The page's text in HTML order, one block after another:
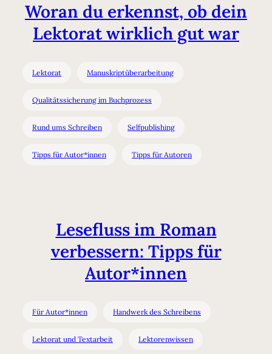
Woran du erkennst, ob dein
Lektorat wirklich gut war
Lektorat Manuskriptüberarbeitung
Qualitätssicherung im Buchprozess
Rund ums Schreiben Selfpublishing
Tipps für Autor*innen Tipps für Autoren
Lesefluss im Roman
verbessern: Tipps für
Autor*innen
Für Autor*innen Handwerk des Schreibens
Lektorat und Textarbeit Lektorenwissen